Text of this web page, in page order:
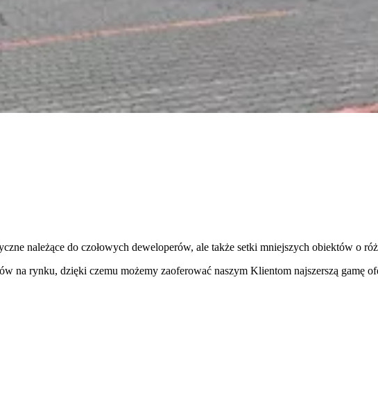
należące do czołowych deweloperów, ale także setki mniejszych obiektów o
na rynku, dzięki czemu możemy zaoferować naszym Klientom najszerszą gamę